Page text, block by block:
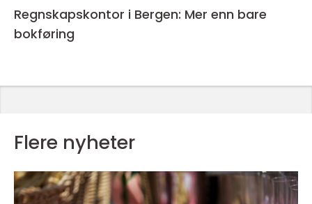
Regnskapskontor i Bergen: Mer enn bare
bokføring
Flere nyheter